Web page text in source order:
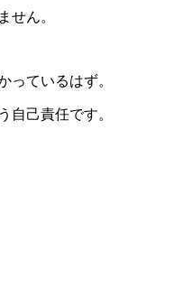
せん。
っているはず。
自己責任です。